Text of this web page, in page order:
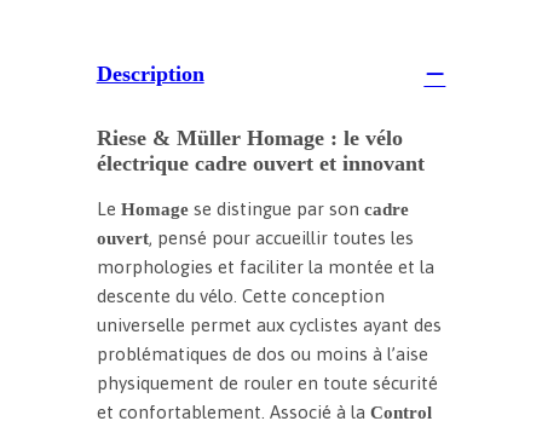
Description
Riese & Müller Homage : le vélo
électrique cadre ouvert et innovant
Le Homagese distingue par son cadre
ouvert, pensé pour accueillir toutes les
morphologies et faciliter la montée et la
descente du vélo. Cette conception
universelle permet aux cyclistes ayant des
problématiques de dos ou moins à l’aise
physiquement de rouler en toute sécurité
et confortablement. Associé à la Control